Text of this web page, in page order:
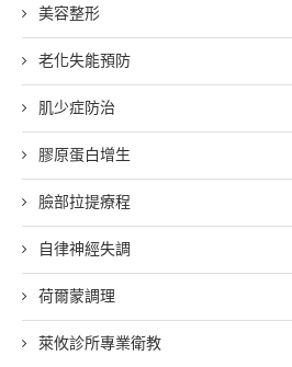
美容整形
老化失能預防
肌少症防治
膠原蛋白增生
臉部拉提療程
自律神經失調
荷爾蒙調理
萊攸診所專業衛教